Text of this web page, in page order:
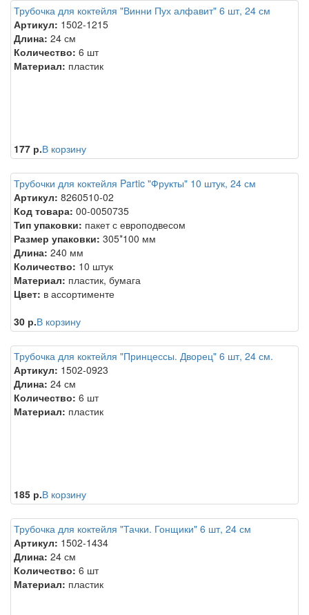
Трубочка для коктейля "Винни Пух алфавит" 6 шт, 24 см
Артикул: 1502-1215
Длина: 24 см
Количество: 6 шт
Материал: пластик
177 р.В корзину
Трубочки для коктейля Partic "Фрукты" 10 штук, 24 см
Артикул: 8260510-02
Код товара: 00-0050735
Тип упаковки: пакет с европодвесом
Размер упаковки: 305*100 мм
Длина: 240 мм
Количество: 10 штук
Материал: пластик, бумага
Цвет: в ассортименте
30 р.В корзину
Трубочка для коктейля "Принцессы. Дворец" 6 шт, 24 см.
Артикул: 1502-0923
Длина: 24 см
Количество: 6 шт
Материал: пластик
185 р.В корзину
Трубочка для коктейля "Тачки. Гонщики" 6 шт, 24 см
Артикул: 1502-1434
Длина: 24 см
Количество: 6 шт
Материал: пластик